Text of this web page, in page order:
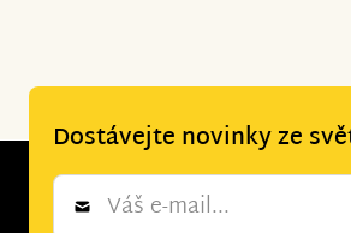
Dostávejte novinky ze
Newsletter